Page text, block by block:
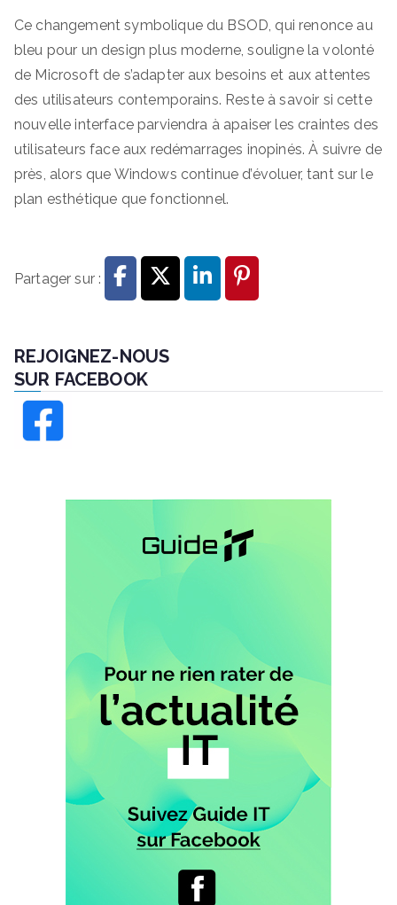
Ce changement symbolique du BSOD, qui renonce au
bleu pour un design plus moderne, souligne la volonté
de Microsoft de s’adapter aux besoins et aux attentes
des utilisateurs contemporains. Reste à savoir si cette
nouvelle interface parviendra à apaiser les craintes des
utilisateurs face aux redémarrages inopinés. À suivre de
près, alors que Windows continue d’évoluer, tant sur le
plan esthétique que fonctionnel.
Partager sur :
REJOIGNEZ-NOUS
SUR FACEBOOK